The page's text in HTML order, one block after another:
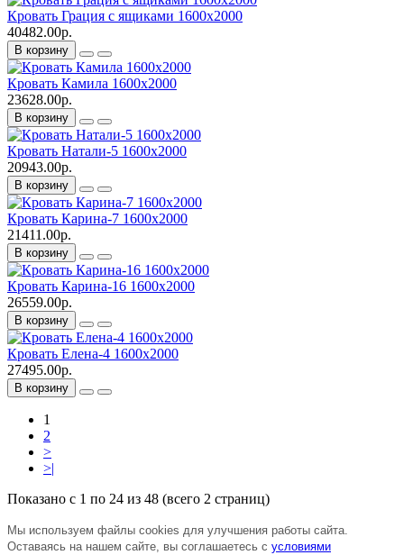
Кровать Грация с ящиками 1600х2000
40482.00р.
В корзину
Кровать Камила 1600х2000
23628.00р.
В корзину
Кровать Натали-5 1600х2000
20943.00р.
В корзину
Кровать Карина-7 1600х2000
21411.00р.
В корзину
Кровать Карина-16 1600х2000
26559.00р.
В корзину
Кровать Елена-4 1600х2000
27495.00р.
В корзину
1
2
>
>|
Показано с 1 по 24 из 48 (всего 2 страниц)
Мы используем файлы cookies для улучшения работы сайта.
Оставаясь на нашем сайте, вы соглашаетесь с условиями